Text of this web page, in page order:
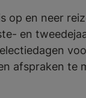
op en neer
en
afspraken te